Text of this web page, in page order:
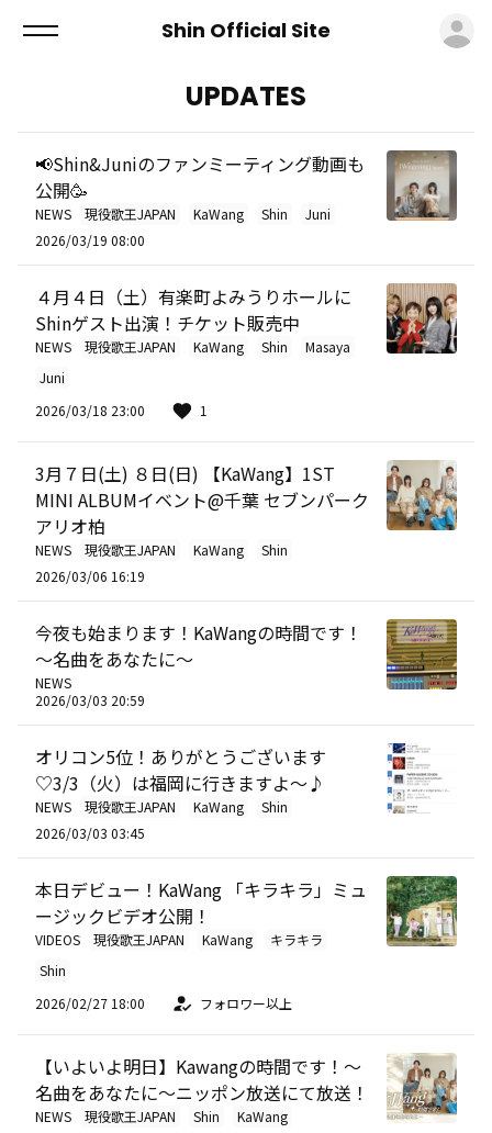
Shin Official Site
UPDATES
📢Shin&Juniのファンミーティング動画も
公開🥳
NEWS 現役歌王JAPAN KaWang Shin
Juni
2026/03/19 08:00
４月４日（土）有楽町よみうりホールに
Shinゲスト出演！チケット販売中
NEWS 現役歌王JAPAN KaWang Shin
Masaya
Juni
2026/03/18 23:00
1
3月７日(土) ８日(日) 【KaWang】1ST
MINI ALBUMイベント@千葉 セブンパーク
アリオ柏
NEWS 現役歌王JAPAN KaWang
Shin
2026/03/06 16:19
今夜も始まります！KaWangの時間です！
～名曲をあなたに～
NEWS
2026/03/03 20:59
オリコン5位！ありがとうございます
♡3/3（火）は福岡に行きますよ～♪
NEWS 現役歌王JAPAN KaWang
Shin
2026/03/03 03:45
本日デビュー！KaWang 「キラキラ」ミュ
ージックビデオ公開！
VIDEOS 現役歌王JAPAN KaWang
キラキラ
Shin
2026/02/27 18:00
フォロワー以上
【いよいよ明日】Kawangの時間です！～
名曲をあなたに～ニッポン放送にて放送！
NEWS 現役歌王JAPAN Shin
KaWang